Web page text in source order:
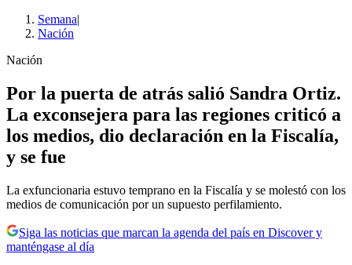
Semana|
Nación
Nación
Por la puerta de atrás salió Sandra Ortiz.
La exconsejera para las regiones criticó a
los medios, dio declaración en la Fiscalía,
y se fue
La exfuncionaria estuvo temprano en la Fiscalía y se molestó con los
medios de comunicación por un supuesto perfilamiento.
Siga las noticias que marcan la agenda del país en Discover y
manténgase al día